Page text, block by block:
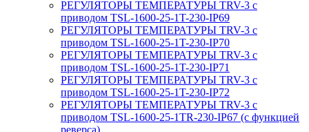
РЕГУЛЯТОРЫ ТЕМПЕРАТУРЫ TRV-3 с
приводом TSL-1600-25-1T-230-IP69
РЕГУЛЯТОРЫ ТЕМПЕРАТУРЫ TRV-3 с
приводом TSL-1600-25-1T-230-IP70
РЕГУЛЯТОРЫ ТЕМПЕРАТУРЫ TRV-3 с
приводом TSL-1600-25-1T-230-IP71
РЕГУЛЯТОРЫ ТЕМПЕРАТУРЫ TRV-3 с
приводом TSL-1600-25-1T-230-IP72
РЕГУЛЯТОРЫ ТЕМПЕРАТУРЫ TRV-3 с
приводом TSL-1600-25-1TR-230-IP67 (с функцией
реверса)